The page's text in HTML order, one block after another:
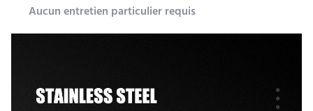
Aucun entretien particulier requis